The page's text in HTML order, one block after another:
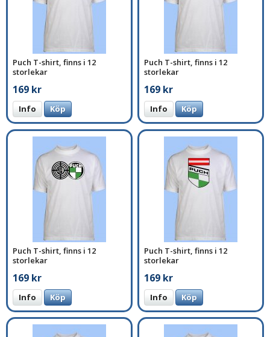
Puch T-shirt, finns i 12
storlekar
169 kr
Info Köp
Puch T-shirt, finns i 12
storlekar
169 kr
Info Köp
Puch T-shirt, finns i 12
storlekar
169 kr
Info Köp
Puch T-shirt, finns i 12
storlekar
169 kr
Info Köp